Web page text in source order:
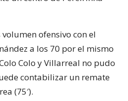
ofensivo con el
a los 70 por el mismo
Colo y Villarreal no pudo
contabilizar un remate
(75′).